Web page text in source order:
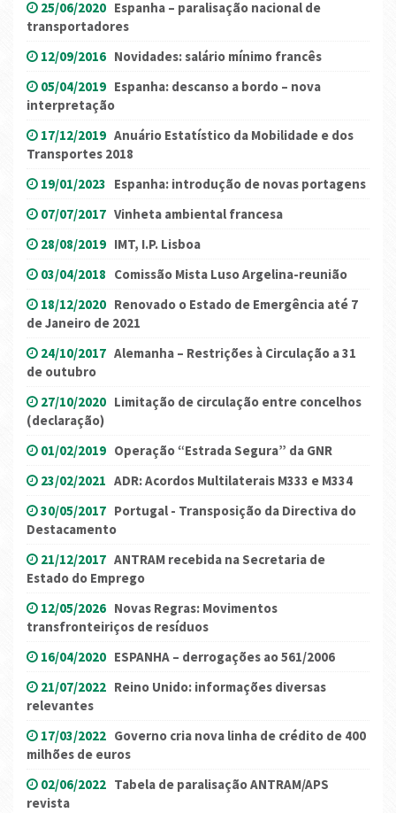
25/06/2020 Espanha – paralisação nacional de
transportadores
12/09/2016 Novidades: salário mínimo francês
05/04/2019 Espanha: descanso a bordo – nova
interpretação
17/12/2019 Anuário Estatístico da Mobilidade e dos
Transportes 2018
19/01/2023 Espanha: introdução de novas portagens
07/07/2017 Vinheta ambiental francesa
28/08/2019 IMT, I.P. Lisboa
03/04/2018 Comissão Mista Luso Argelina-reunião
18/12/2020 Renovado o Estado de Emergência até 7
de Janeiro de 2021
24/10/2017 Alemanha – Restrições à Circulação a 31
de outubro
27/10/2020 Limitação de circulação entre concelhos
(declaração)
01/02/2019 Operação “Estrada Segura” da GNR
23/02/2021 ADR: Acordos Multilaterais M333 e M334
30/05/2017 Portugal - Transposição da Directiva do
Destacamento
21/12/2017 ANTRAM recebida na Secretaria de
Estado do Emprego
12/05/2026 Novas Regras: Movimentos
transfronteiriços de resíduos
16/04/2020 ESPANHA – derrogações ao 561/2006
21/07/2022 Reino Unido: informações diversas
relevantes
17/03/2022 Governo cria nova linha de crédito de 400
milhões de euros
02/06/2022 Tabela de paralisação ANTRAM/APS
revista